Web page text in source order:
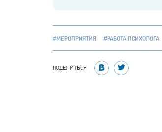
#МЕРОПРИЯТИЯ #РАБОТА ПСИХОЛОГА
ПОДЕЛИТЬСЯ